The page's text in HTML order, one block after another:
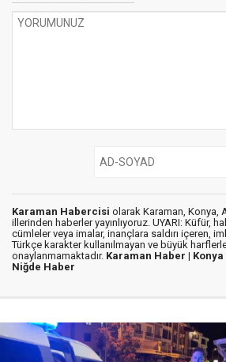
Karaman Habercisi olarak Karaman, Konya,
illerinden haberler yayınlıyoruz. UYARI: Küfür,
cümleler veya imalar, inançlara saldırı içeren,
Türkçe karakter kullanılmayan ve büyük
onaylanmamaktadır. Karaman Haber |
Niğde Haber